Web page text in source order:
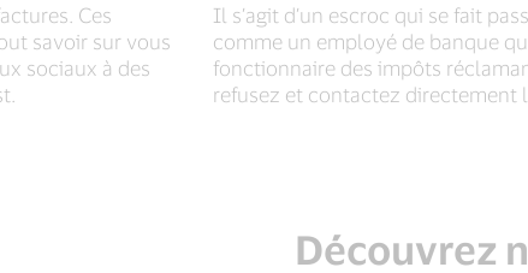
Ces
savoir sur vous
sociaux à des
Il s’agit d’un escroc qui se fait
comme un employé de banque
fonctionnaire des impôts
refusez et contactez directement
Découvrez